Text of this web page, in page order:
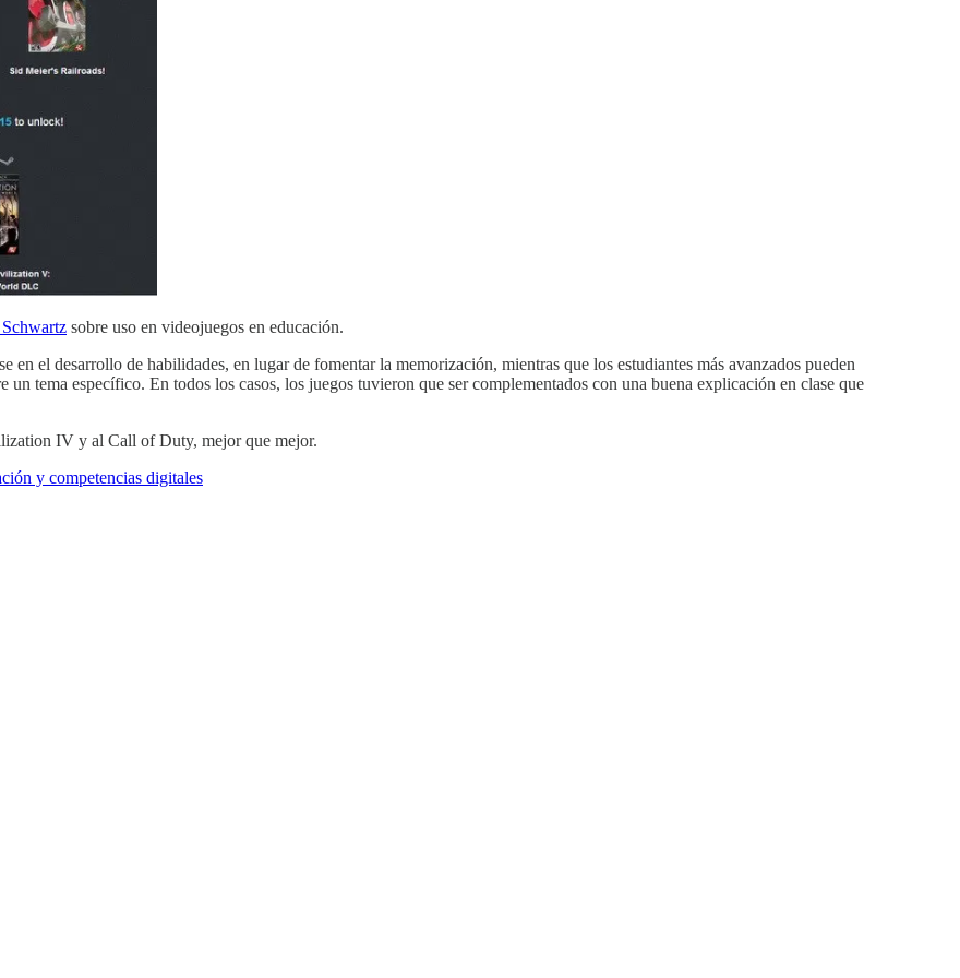
sobre uso en videojuegos en educación.
en el desarrollo de habilidades, en lugar de fomentar la memorización, mientras que los estudiantes más avanzados pueden
tema específico. En todos los casos, los juegos tuvieron que ser complementados con una buena explicación en clase que
IV y al Call of Duty, mejor que mejor.
y competencias digitales